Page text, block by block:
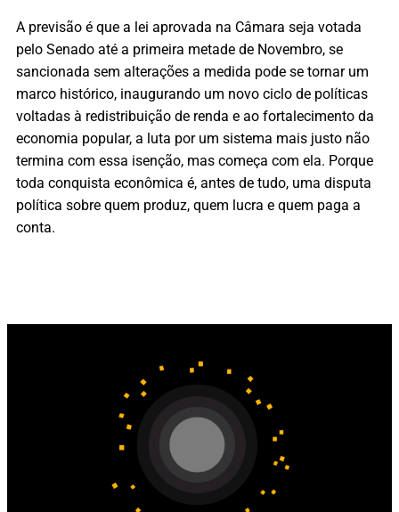
A previsão é que a lei aprovada na Câmara seja votada
pelo Senado até a primeira metade de Novembro, se
sancionada sem alterações a medida pode se tornar um
marco histórico, inaugurando um novo ciclo de políticas
voltadas à redistribuição de renda e ao fortalecimento da
economia popular, a luta por um sistema mais justo não
termina com essa isenção, mas começa com ela. Porque
toda conquista econômica é, antes de tudo, uma disputa
política sobre quem produz, quem lucra e quem paga a
conta.